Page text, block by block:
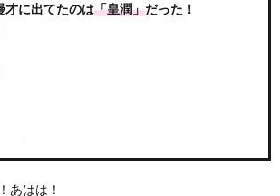
才に出てたのは「皇潤」だった！
あはは！